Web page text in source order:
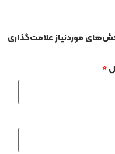
موردنیاز علامت‌گذاری
*